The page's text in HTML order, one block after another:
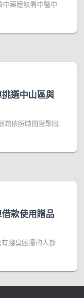
藥應該看中醫中
選中山區與
霜依照時間匯聚賦
款使用贈品
腳臭困擾的人都